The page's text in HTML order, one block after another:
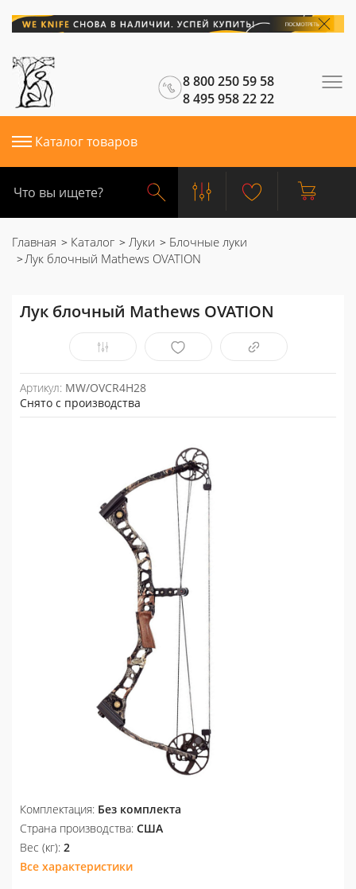
8 800 250 59 58
8 495 958 22 22
Каталог товаров
Главная Каталог Луки
Блочные луки
Лук блочный Mathews OVATION
Лук блочный Mathews OVATION
Артикул: MW/OVCR4H28
Снято с производства
Комплектация: Без комплекта
Страна производства: США
Вес (кг): 2
Все характеристики